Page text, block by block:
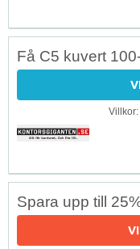
Få C5 kuvert
Villkor:
Spara upp till